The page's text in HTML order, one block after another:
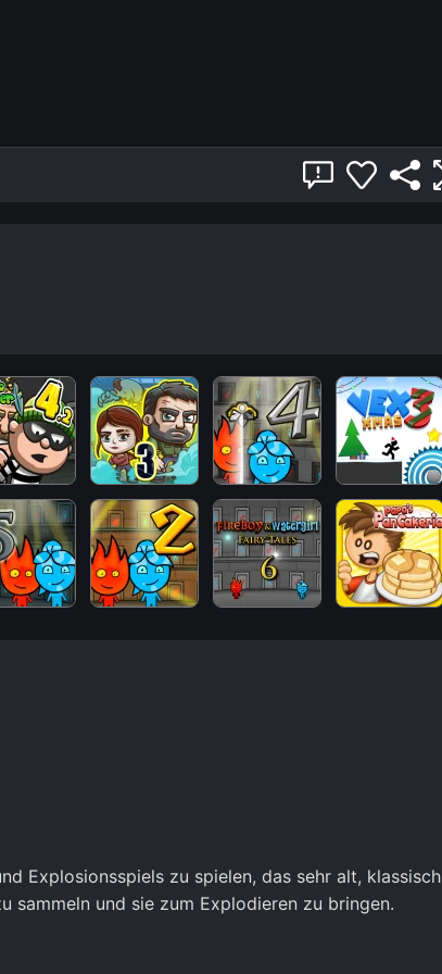
Explosionsspiels zu spielen, das sehr alt, klassisch
sammeln und sie zum Explodieren zu bringen.